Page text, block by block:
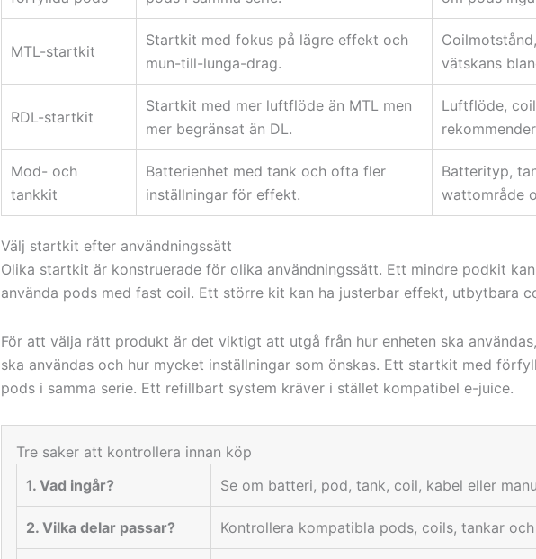
MTL-startkit
Startkit med fokus på lägre effekt och
mun-till-lunga-drag.
vätskans
RDL-startkit
Startkit med mer luftflöde än MTL men
mer begränsat än DL.
Luftflöde,
Mod- och
tankkit
Batterienhet med tank och ofta fler
inställningar för effekt.
Batterityp,
wattområde
Välj startkit efter användningssätt
Olika startkit är konstruerade för olika användningssätt. Ett mindre podkit
använda pods med fast coil. Ett större kit kan ha justerbar effekt, utbytbara
För att välja rätt produkt är det viktigt att utgå från hur enheten ska
ska användas och hur mycket inställningar som önskas. Ett startkit med
pods i samma serie. Ett refillbart system kräver i stället kompatibel e-juice.
Tre saker att kontrollera innan köp
1. Vad ingår?
Se om batteri, pod, tank, coil, kabel eller
2. Vilka delar passar? Kontrollera kompatibla pods, coils, tankar